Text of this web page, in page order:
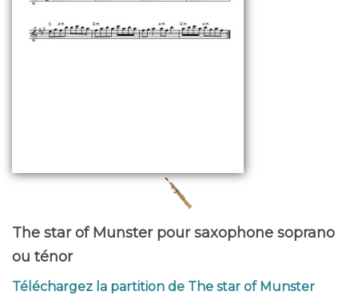
The star of Munster pour saxophone soprano
ou ténor
Téléchargez la partition de The star of Munster